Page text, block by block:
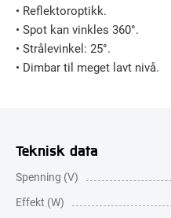
• Reflektoroptikk.
• Spot kan vinkles 360°.
• Strålevinkel: 25°.
• Dimbar til meget lavt nivå.
Teknisk data
Spenning (V)
Effekt (W)